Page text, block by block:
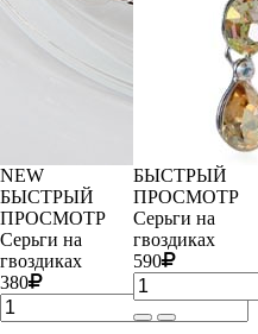
NEW
БЫСТРЫЙ
ПРОСМОТР
Серьги на
гвоздиках
380
БЫСТРЫЙ
ПРОСМОТР
Серьги на
гвоздиках
590